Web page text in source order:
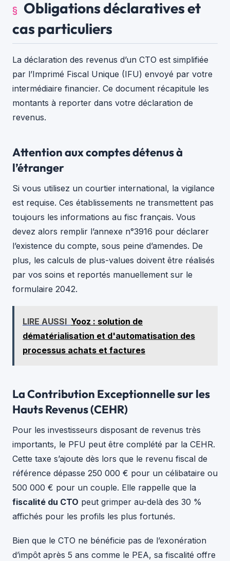
Obligations déclaratives et
cas particuliers
La déclaration des revenus d’un CTO est simplifiée
par l’Imprimé Fiscal Unique (IFU) envoyé par votre
intermédiaire financier. Ce document récapitule les
montants à reporter dans votre déclaration de
revenus.
Attention aux comptes détenus à
l’étranger
Si vous utilisez un courtier international, la vigilance
est requise. Ces établissements ne transmettent pas
toujours les informations au fisc français. Vous
devez alors remplir l’annexe n°3916 pour déclarer
l’existence du compte, sous peine d’amendes. De
plus, les calculs de plus-values doivent être réalisés
par vos soins et reportés manuellement sur le
formulaire 2042.
LIRE AUSSI Yooz : solution de
dématérialisation et d'automatisation des
processus achats et factures
La Contribution Exceptionnelle sur les
Hauts Revenus (CEHR)
Pour les investisseurs disposant de revenus très
importants, le PFU peut être complété par la CEHR.
Cette taxe s’ajoute dès lors que le revenu fiscal de
référence dépasse 250 000 € pour un célibataire ou
500 000 € pour un couple. Elle rappelle que la
fiscalité du CTO peut grimper au-delà des 30 %
affichés pour les profils les plus fortunés.
Bien que le CTO ne bénéficie pas de l’exonération
d’impôt après 5 ans comme le PEA, sa fiscalité offre